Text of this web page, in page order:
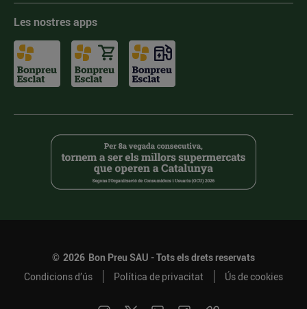
Les nostres apps
© 2026 Bon Preu SAU - Tots els drets reservats
Condicions d’ús
Política de privacitat Ús de cookies